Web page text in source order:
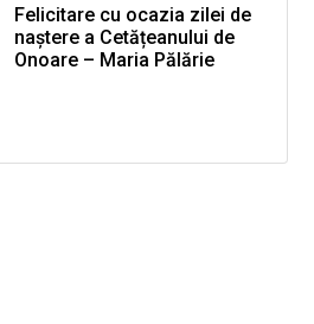
Felicitare cu ocazia zilei de
naștere a Cetățeanului de
Onoare – Maria Pălărie